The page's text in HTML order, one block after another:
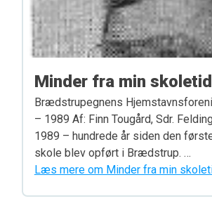
Minder fra min skoletid
Brædstrupegnens
– 1989 Af: Finn Tougård, Sdr.
1989 – hundrede år siden den
skole blev opført i Bræd­strup. …
Læs mere om Minder fra min